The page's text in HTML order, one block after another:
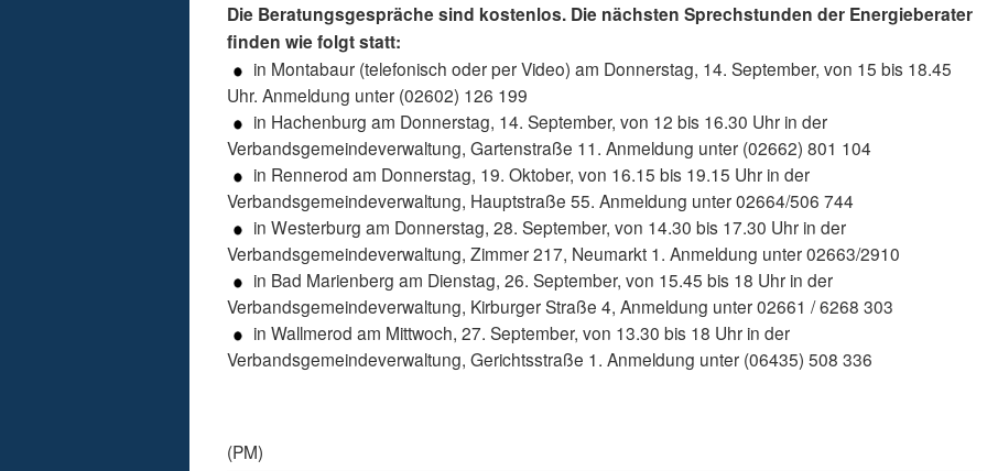
Die Beratungsgespräche sind kostenlos. Die nächsten Sprechstunden der Energieberater
finden wie folgt statt:
in Montabaur (telefonisch oder per Video) am Donnerstag, 14. September, von 15 bis 18.45
Uhr. Anmeldung unter (02602) 126 199
in Hachenburg am Donnerstag, 14. September, von 12 bis 16.30 Uhr in der
Verbandsgemeindeverwaltung, Gartenstraße 11. Anmeldung unter (02662) 801 104
in Rennerod am Donnerstag, 19. Oktober, von 16.15 bis 19.15 Uhr in der
Verbandsgemeindeverwaltung, Hauptstraße 55. Anmeldung unter 02664/506 744
in Westerburg am Donnerstag, 28. September, von 14.30 bis 17.30 Uhr in der
Verbandsgemeindeverwaltung, Zimmer 217, Neumarkt 1. Anmeldung unter 02663/2910
in Bad Marienberg am Dienstag, 26. September, von 15.45 bis 18 Uhr in der
Verbandsgemeindeverwaltung, Kirburger Straße 4, Anmeldung unter 02661 / 6268 303
in Wallmerod am Mittwoch, 27. September, von 13.30 bis 18 Uhr in der
Verbandsgemeindeverwaltung, Gerichtsstraße 1. Anmeldung unter (06435) 508 336
(PM)